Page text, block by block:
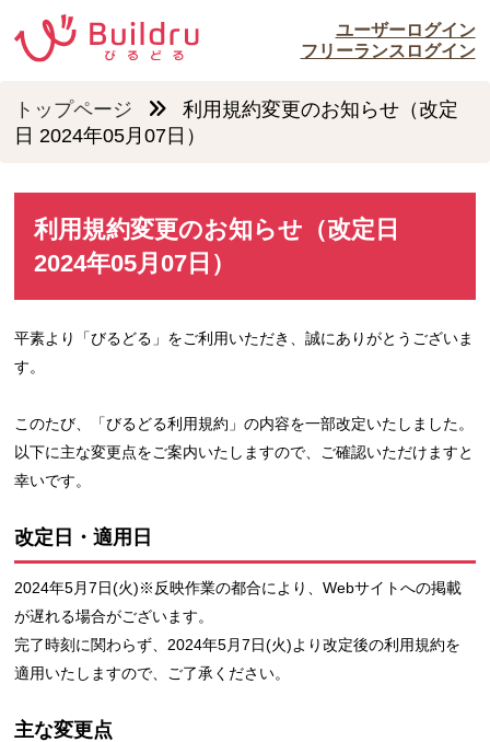
ユーザーログイン
フリーランスログイン
トップページ
利用規約変更のお知らせ（改定
日 2024年05月07日）
利用規約変更のお知らせ（改定日
2024年05月07日）
平素より「びるどる」をご利用いただき、誠にありがとうございま
す。
このたび、「びるどる利用規約」の内容を一部改定いたしました。
以下に主な変更点をご案内いたしますので、ご確認いただけますと
幸いです。
改定日・適用日
2024年5月7日(火)※反映作業の都合により、Webサイトへの掲載
が遅れる場合がございます。
完了時刻に関わらず、2024年5月7日(火)より改定後の利用規約を
適用いたしますので、ご了承ください。
主な変更点